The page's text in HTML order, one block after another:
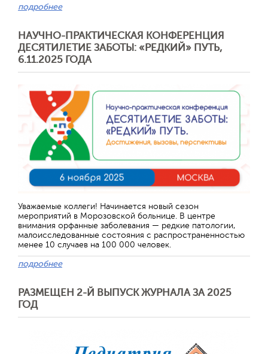
подробнее
НАУЧНО-ПРАКТИЧЕСКАЯ КОНФЕРЕНЦИЯ
ДЕСЯТИЛЕТИЕ ЗАБОТЫ: «РЕДКИЙ» ПУТЬ,
6.11.2025 ГОДА
Уважаемые коллеги! Начинается новый сезон
мероприятий в Морозовской больнице. В центре
внимания орфанные заболевания — редкие патологии,
малоисследованные состояния с распространенностью
менее 10 случаев на 100 000 человек.
подробнее
РАЗМЕЩЕН 2-Й ВЫПУСК ЖУРНАЛА ЗА 2025
ГОД